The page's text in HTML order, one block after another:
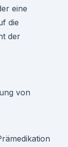
eine
die
der